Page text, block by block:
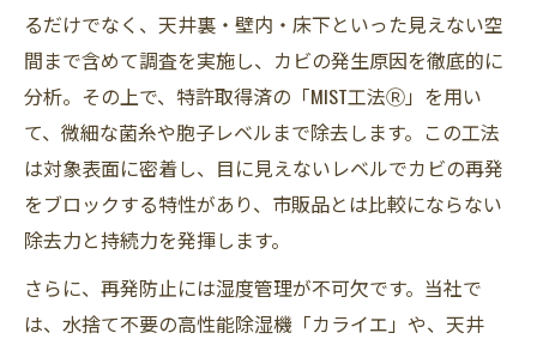
るだけでなく、天井裏・壁内・床下といった見えない空
間まで含めて調査を実施し、カビの発生原因を徹底的に
分析。その上で、特許取得済の「MIST工法Ⓡ」を用い
て、微細な菌糸や胞子レベルまで除去します。この工法
は対象表面に密着し、目に見えないレベルでカビの再発
をブロックする特性があり、市販品とは比較にならない
除去力と持続力を発揮します。
さらに、再発防止には湿度管理が不可欠です。当社で
は、水捨て不要の高性能除湿機「カライエ」や、天井